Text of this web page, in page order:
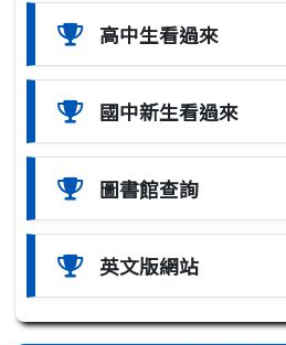
高中生看過來
國中新生看過來
圖書館查詢
英文版網站